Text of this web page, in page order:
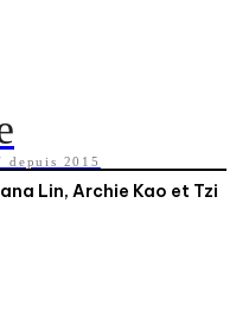
depuis 2015
Lin, Archie Kao et Tzi